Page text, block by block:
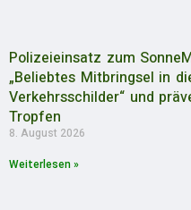
Polizeieinsatz zum
„Beliebtes Mitbringsel in
Verkehrsschilder“ und
Tropfen
8. August 2026
Weiterlesen »